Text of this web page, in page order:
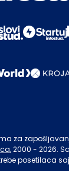
za
, 2000 - 2026.
posetilaca